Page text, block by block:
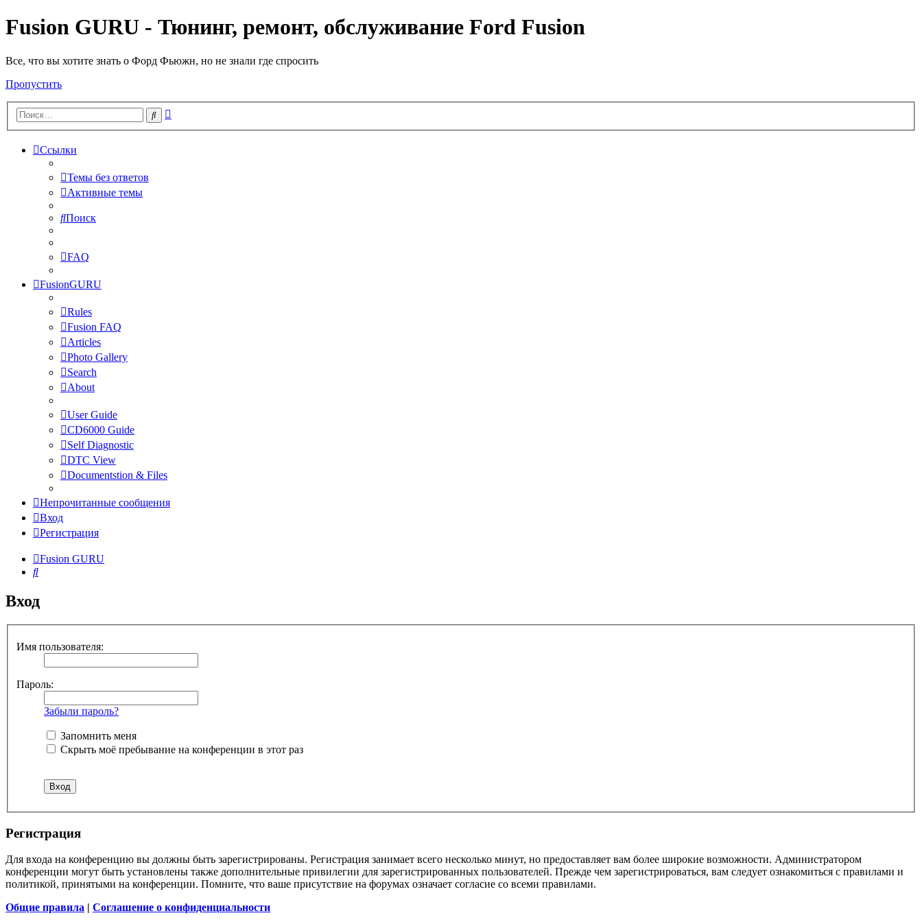
Fusion GURU - Тюнинг, ремонт, обслуживание Ford Fusion
Все, что вы хотите знать о Форд Фьюжн, но не знали где спросить
Пропустить
Поиск
Ссылки
Темы без ответов
Активные темы
Поиск
FAQ
FusionGURU
Rules
Fusion FAQ
Articles
Photo Gallery
Search
About
User Guide
CD6000 Guide
Self Diagnostic
DTC View
Documentstion & Files
Непрочитанные сообщения
Вход
Регистрация
Fusion GURU
Поиск
Вход
Имя пользователя:
Пароль:
Забыли пароль?
Запомнить меня
Скрыть моё пребывание на конференции в этот раз
Регистрация
Для входа на конференцию вы должны быть зарегистрированы. Регистрация занимает всего несколько минут, но предоставляет вам более широкие возможности. Администратором
конференции могут быть установлены также дополнительные привилегии для зарегистрированных пользователей. Прежде чем зарегистрироваться, вам следует ознакомиться с правилами и
политикой, принятыми на конференции. Помните, что ваше присутствие на форумах означает согласие со всеми правилами.
Общие правила | Соглашение о конфиденциальности